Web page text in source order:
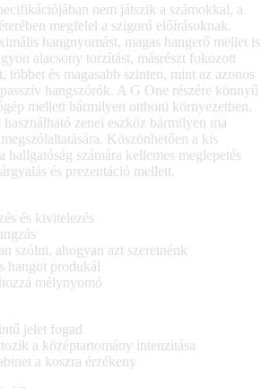
nem játszik a számokkal, a
megfelel a szigorú előírásoknak.
hangnyomást, magas hangerő mellet is
alacsony torzítást, másrészt fokozott
többet és magasabb szinten, mint az azonos
hangszórók. A G One részére könnyű
mellett bármilyen otthoni környezetben.
zenei eszköz bármilyen ma
Köszönhetően a kis
hallgatóság számára kellemes meglepetés
és prezentáció mellett.
és kivitelezés
szólni, ahogyan azt szeretnénk
hangot produkál
mélynyomó
jelet fogad
a középtartomány intenzitása
a koszra érzékeny